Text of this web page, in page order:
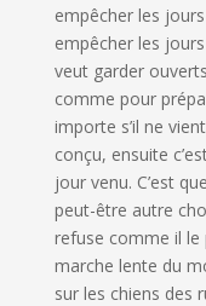
empêcher les
empêcher les jours
veut garder
comme pour
importe s’il ne
conçu, ensuite
jour venu. C’est
peut-être autre
refuse comme il le
marche lente du
sur les chiens des